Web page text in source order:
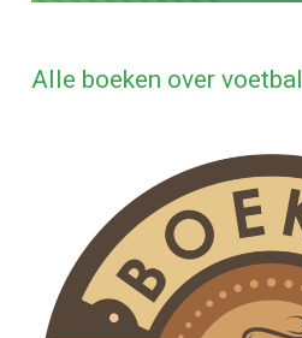
Alle boeken over voetbal